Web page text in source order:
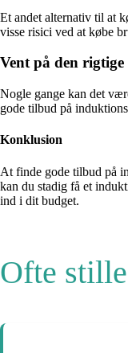
Et andet alternativ til at
visse risici ved at købe
Vent på den
Nogle gange kan det
gode tilbud på
Konklusion
At finde gode tilbud på
kan du stadig få et
ind i dit budget.
Ofte